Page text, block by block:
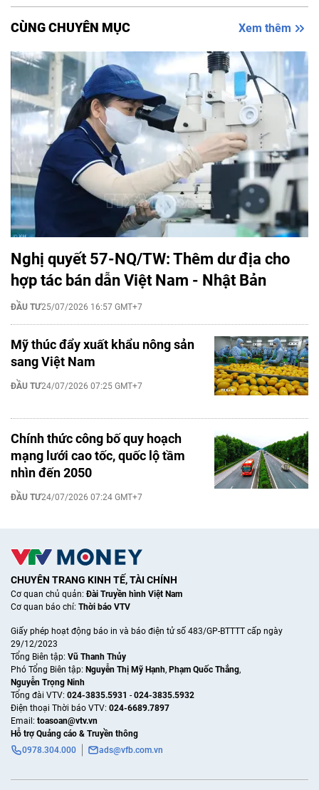
CÙNG CHUYÊN MỤC Xem thêm
Nghị quyết 57-NQ/TW: Thêm dư địa cho
hợp tác bán dẫn Việt Nam - Nhật Bản
ĐẦU TƯ25/07/2026 16:57 GMT+7
Mỹ thúc đẩy xuất khẩu nông sản
sang Việt Nam
ĐẦU TƯ24/07/2026 07:25 GMT+7
Chính thức công bố quy hoạch
mạng lưới cao tốc, quốc lộ tầm
nhìn đến 2050
ĐẦU TƯ24/07/2026 07:24 GMT+7
CHUYÊN TRANG KINH TẾ, TÀI CHÍNH
Cơ quan chủ quản:Đài Truyền hình Việt Nam
Cơ quan báo chí: Thời báo VTV
Giấy phép hoạt động báo in và báo điện tử số 483/GP-BTTTT cấp ngày
29/12/2023
Tổng Biên tập: Vũ Thanh Thủy
Phó Tổng Biên tập: Nguyễn Thị Mỹ Hạnh, Phạm Quốc Thắng,
Nguyễn Trọng Ninh
Tổng đài VTV: 024-3835.5931 - 024-3835.5932
Ðiện thoại Thời báo VTV: 024-6689.7897
Email: toasoan@vtv.vn
Hỗ trợ Quảng cáo & Truyền thông
0978.304.000
ads@vfb.com.vn